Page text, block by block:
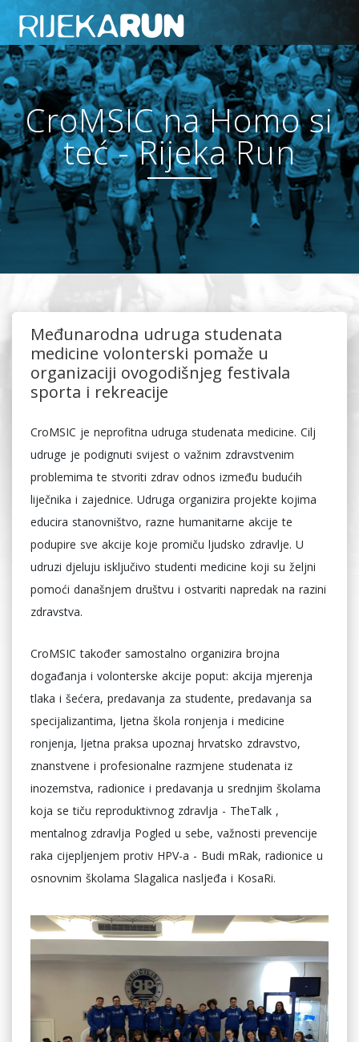
CroMSIC na Homo si
teć - Rijeka Run
Međunarodna udruga studenata
medicine volonterski pomaže u
organizaciji ovogodišnjeg festivala
sporta i rekreacije
CroMSIC je neprofitna udruga studenata medicine. Cilj
udruge je podignuti svijest o važnim zdravstvenim
problemima te stvoriti zdrav odnos između budućih
liječnika i zajednice. Udruga organizira projekte kojima
educira stanovništvo, razne humanitarne akcije te
podupire sve akcije koje promiču ljudsko zdravlje. U
udruzi djeluju isključivo studenti medicine koji su željni
pomoći današnjem društvu i ostvariti napredak na razini
zdravstva.
CroMSIC također samostalno organizira brojna
događanja i volonterske akcije poput: akcija mjerenja
tlaka i šećera, predavanja za studente, predavanja sa
specijalizantima, ljetna škola ronjenja i medicine
ronjenja, ljetna praksa upoznaj hrvatsko zdravstvo,
znanstvene i profesionalne razmjene studenata iz
inozemstva, radionice i predavanja u srednjim školama
koja se tiču reproduktivnog zdravlja - TheTalk ,
mentalnog zdravlja Pogled u sebe, važnosti prevencije
raka cijepljenjem protiv HPV-a - Budi mRak, radionice u
osnovnim školama Slagalica nasljeđa i KosaRi.